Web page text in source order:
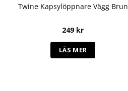
Twine Kapsylöppnare Vägg Brun
249 kr
LÄS MER